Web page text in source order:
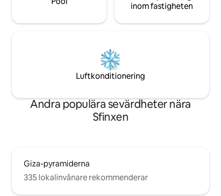
inom fastigheten
Luftkonditionering
Andra populära sevärdheter nära
Sfinxen
Giza-pyramiderna
335 lokalinvånare rekommenderar